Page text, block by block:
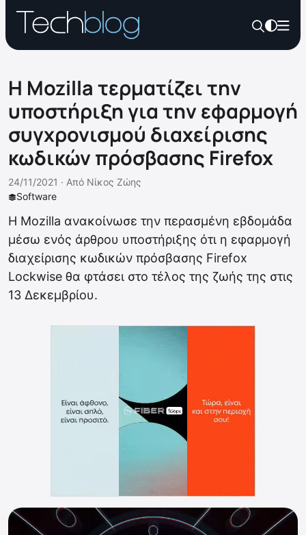
Η Mozilla τερματίζει την
υποστήριξη για την εφαρμογή
συγχρονισμού διαχείρισης
κωδικών πρόσβασης Firefox
Software
24/11/2021 · Από Νίκος Ζώης
Η Mozilla ανακοίνωσε την περασμένη εβδομάδα
μέσω ενός άρθρου υποστήριξης ότι η εφαρμογή
διαχείρισης κωδικών πρόσβασης Firefox
Lockwise θα φτάσει στο τέλος της ζωής της στις
13 Δεκεμβρίου.